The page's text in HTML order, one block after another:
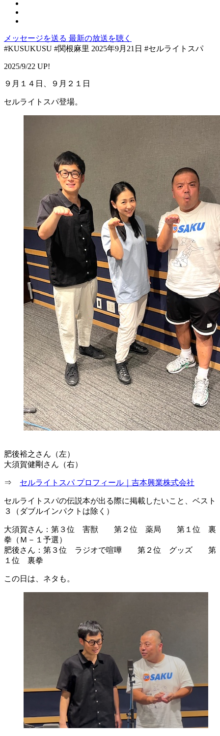
メッセージを送る 最新の放送を聴く
#KUSUKUSU #関根麻里 2025年9月21日 #セルライトスパ
2025/9/22 UP!
９月１４日、９月２１日
セルライトスパ登場。
肥後裕之さん（左）
大須賀健剛さん（右）
⇒ セルライトスパ プロフィール｜吉本興業株式会社
セルライトスパの伝説本が出る際に掲載したいこと、ベスト
３（ダブルインパクトは除く）
大須賀さん：第３位 害獣 第２位 薬局 第１位 裏
拳（Ｍ－１予選）
肥後さん：第３位 ラジオで喧嘩 第２位 グッズ 第
１位 裏拳
この日は、ネタも。